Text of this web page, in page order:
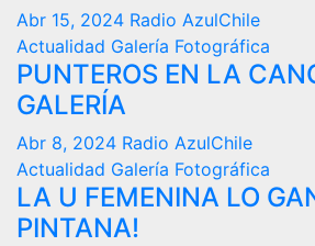
Abr 15, 2024 Radio AzulChile
Actualidad Galería Fotográfica
PUNTEROS EN LA
GALERÍA
Abr 8, 2024 Radio AzulChile
Actualidad Galería Fotográfica
LA U FEMENINA LO
PINTANA!